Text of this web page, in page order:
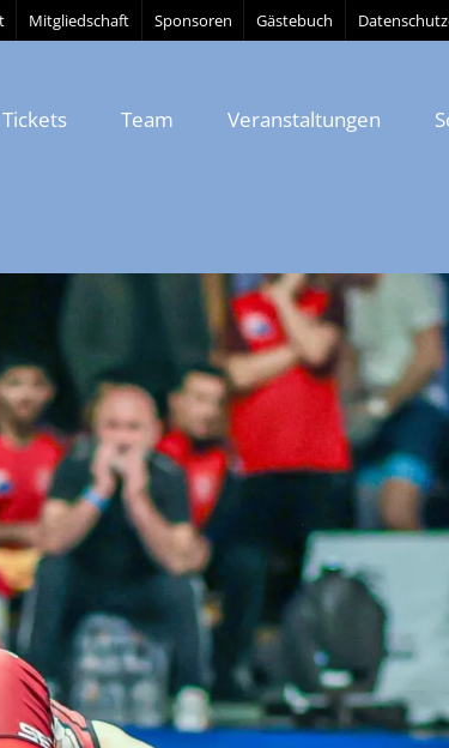
Mitgliedschaft Sponsoren Gästebuch
Tickets Team Veranstaltungen